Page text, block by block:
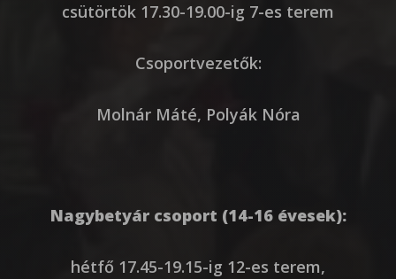
csütörtök 17.30-19.00-ig 7-es terem
Csoportvezetők:
Molnár Máté, Polyák Nóra
Nagybetyár csoport (14-16 évesek):
hétfő 17.45-19.15-ig 12-es terem,